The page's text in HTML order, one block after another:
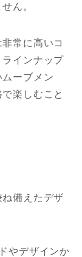
ん。
常に高いコ
インナップ
ーブメン
楽しむこと
備えたデザ
やデザインか